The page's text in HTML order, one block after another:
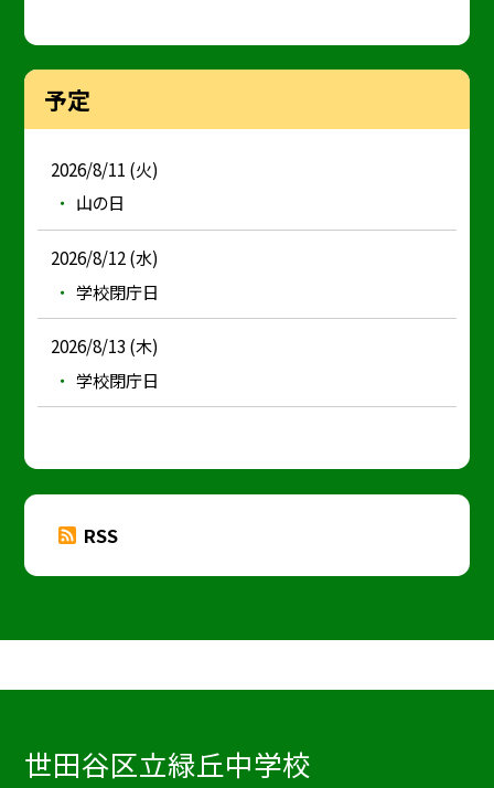
予定
2026/8/11 (火)
山の日
2026/8/12 (水)
学校閉庁日
2026/8/13 (木)
学校閉庁日
RSS
世田谷区立緑丘中学校